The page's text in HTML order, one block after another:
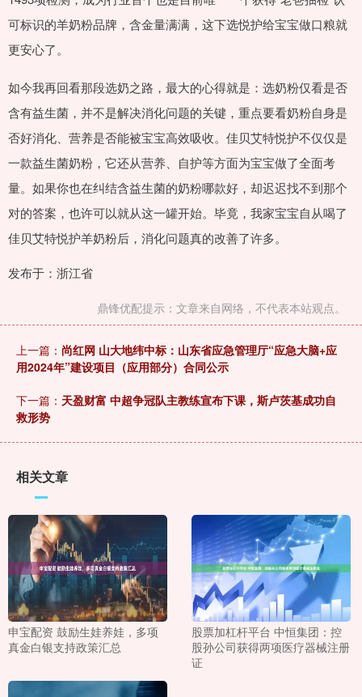
可标识的羊奶粉品牌，含金量满满，这下选悦护给宝宝做口粮就
更安心了。
如今我再回看那段选奶之路，最大的心得就是：选奶粉仅看是否
含有益生菌，并不是解决消化问题的关键，重点要看奶粉自身是
否好消化、营养是否能被宝宝高效吸收。佳贝艾特悦护不仅仅是
一款益生菌奶粉，它还从营养、自护等方面为宝宝做了全面考
量。如果你也在纠结含益生菌的奶粉哪款好，却迟迟找不到那个
对的答案，也许可以就从这一罐开始。毕竟，我家宝宝自从喝了
佳贝艾特悦护羊奶粉后，消化问题真的改善了许多。
发布于：浙江省
鼎锋优配提示：文章来自网络，不代表本站观点。
上一篇： 尚红网 山大地纬中标：山东省应急管理厅“应急大脑+应
用2024年”建设项目（应用部分）合同公示
下一篇： 天盈财富 中超争冠队主教练宣布下课，斯卢茨基成功自
救形势
相关文章
申宝配资 鼓励生娃养娃，多项
真金白银支持政策汇总
股票加杠杆平台 中恒集团：控
股孙公司获得两项医疗器械注册
证